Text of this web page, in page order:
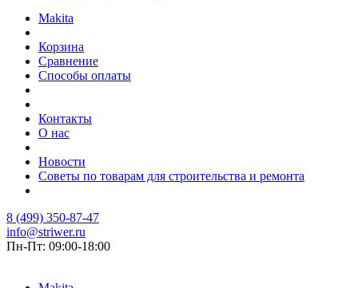
Makita
Корзина
Сравнение
Способы оплаты
Контакты
О нас
Новости
Советы по товарам для строительства и ремонта
8 (499) 350-87-47
info@striwer.ru
Пн-Пт: 09:00-18:00